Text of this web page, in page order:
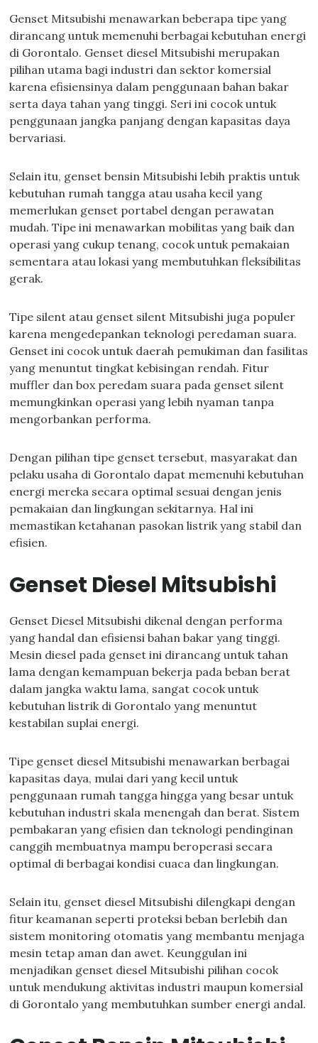
Genset Mitsubishi menawarkan beberapa tipe yang
dirancang untuk memenuhi berbagai kebutuhan energi
di Gorontalo. Genset diesel Mitsubishi merupakan
pilihan utama bagi industri dan sektor komersial
karena efisiensinya dalam penggunaan bahan bakar
serta daya tahan yang tinggi. Seri ini cocok untuk
penggunaan jangka panjang dengan kapasitas daya
bervariasi.
Selain itu, genset bensin Mitsubishi lebih praktis untuk
kebutuhan rumah tangga atau usaha kecil yang
memerlukan genset portabel dengan perawatan
mudah. Tipe ini menawarkan mobilitas yang baik dan
operasi yang cukup tenang, cocok untuk pemakaian
sementara atau lokasi yang membutuhkan fleksibilitas
gerak.
Tipe silent atau genset silent Mitsubishi juga populer
karena mengedepankan teknologi peredaman suara.
Genset ini cocok untuk daerah pemukiman dan fasilitas
yang menuntut tingkat kebisingan rendah. Fitur
muffler dan box peredam suara pada genset silent
memungkinkan operasi yang lebih nyaman tanpa
mengorbankan performa.
Dengan pilihan tipe genset tersebut, masyarakat dan
pelaku usaha di Gorontalo dapat memenuhi kebutuhan
energi mereka secara optimal sesuai dengan jenis
pemakaian dan lingkungan sekitarnya. Hal ini
memastikan ketahanan pasokan listrik yang stabil dan
efisien.
Genset Diesel Mitsubishi
Genset Diesel Mitsubishi dikenal dengan performa
yang handal dan efisiensi bahan bakar yang tinggi.
Mesin diesel pada genset ini dirancang untuk tahan
lama dengan kemampuan bekerja pada beban berat
dalam jangka waktu lama, sangat cocok untuk
kebutuhan listrik di Gorontalo yang menuntut
kestabilan suplai energi.
Tipe genset diesel Mitsubishi menawarkan berbagai
kapasitas daya, mulai dari yang kecil untuk
penggunaan rumah tangga hingga yang besar untuk
kebutuhan industri skala menengah dan berat. Sistem
pembakaran yang efisien dan teknologi pendinginan
canggih membuatnya mampu beroperasi secara
optimal di berbagai kondisi cuaca dan lingkungan.
Selain itu, genset diesel Mitsubishi dilengkapi dengan
fitur keamanan seperti proteksi beban berlebih dan
sistem monitoring otomatis yang membantu menjaga
mesin tetap aman dan awet. Keunggulan ini
menjadikan genset diesel Mitsubishi pilihan cocok
untuk mendukung aktivitas industri maupun komersial
di Gorontalo yang membutuhkan sumber energi andal.